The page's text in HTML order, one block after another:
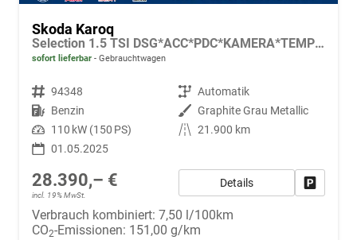
Skoda Karoq
Selection 1.5 TSI DSG*ACC*PDC*KAMERA*TEMPOMAT*LED*SMARTLINK*KLIMA*RADIO*17-ZOLL
sofort lieferbar Gebrauchtwagen
Fahrzeugnr. 94348 Getriebe Automatik
Kraftstoff Benzin Außenfarbe Graphite Grau Metallic
Leistung 110 kW (150 PS) Kilometerstand 21.900 km
01.05.2025
28.390,– €
incl. 19% MwSt.
Details
Verbrauch kombiniert: 7,50 l/100km
CO2-Emissionen: 151,00 g/km